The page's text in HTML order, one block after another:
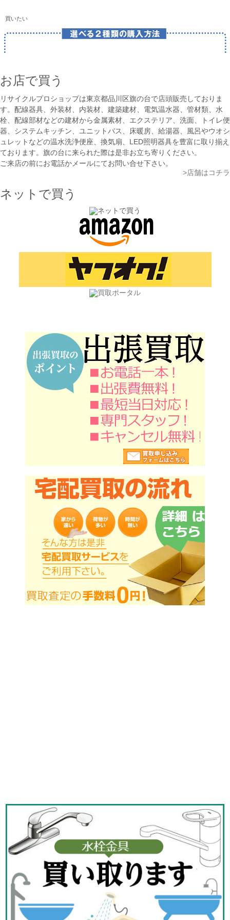
買いたい
お店で買う
リサイクルプロショップは東京都品川区旗の台で店頭販売しておりま
す。配線器具、外装材、内装材、建築建材、電気温水器、管材類、水
栓、配線部材などの建材から金属素材、エクステリア、洗面、トイレ便
器、システムキッチン、ユニットバス、床暖房、給湯器、風呂やウオシ
ュレットなどの温水洗浄便座、換気扇、LED照明器具を豊富に取り揃え
ております。旗の台に来られた際は是非お立ち寄りください。
ご来店の前にお電話かメールにてお問い合せ下さい。
>店舗はコチラ
ネットで買う